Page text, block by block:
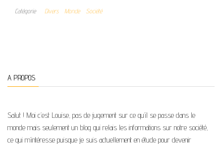
française
adopter
Catégorie Divers Monde Société
A PROPOS
Salut ! Moi c’est Louise, pas de jugement sur ce qu’il se passe dans le
monde mais seulement un blog qui relais les informations sur notre société,
ce qui m’intéresse puisque je suis actuellement en étude pour devenir